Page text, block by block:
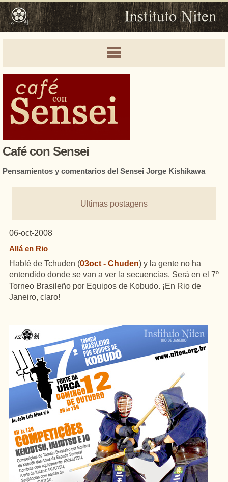
Café con Sensei
Pensamientos y comentarios del Sensei Jorge Kishikawa
Ultimas postagens
06-oct-2008
Allá en Rio
Hablé de Tchuden (03oct - Chuden) y la gente no ha
entendido donde se van a ver la secuencias. Será en el 7º
Torneo Brasileño por Equipos de Kobudo. ¡En Rio de
Janeiro, claro!